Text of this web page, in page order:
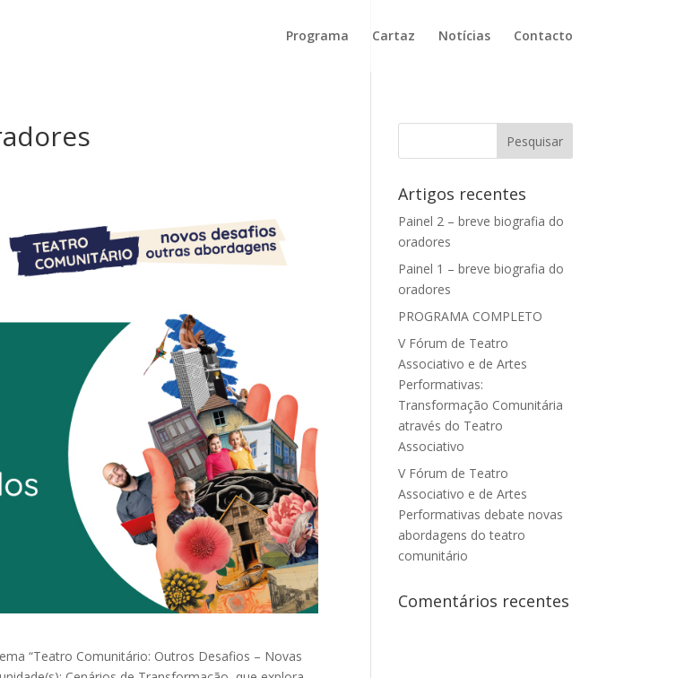
Programa Cartaz Notícias Contacto
“Teatro Comunitário: Outros Desafios – Novas
Artigos recentes
Painel 2 – breve biografia do
oradores
Painel 1 – breve biografia do
oradores
PROGRAMA COMPLETO
V Fórum de Teatro
Associativo e de Artes
Performativas:
Transformação Comunitária
através do Teatro
Associativo
V Fórum de Teatro
Associativo e de Artes
Performativas debate novas
abordagens do teatro
comunitário
Comentários recentes